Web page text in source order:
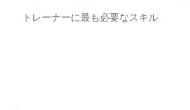
トレーナーに最も必要なスキル